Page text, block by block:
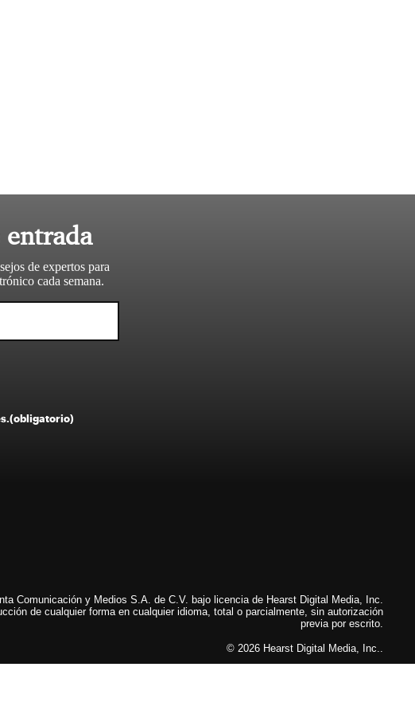
entrada
de expertos para
cada semana.
.(obligatorio)
Comunicación y Medios S.A. de C.V. bajo licencia de Hearst Digital Media, Inc.
de cualquier forma en cualquier idioma, total o parcialmente, sin autorización
previa por escrito.
© 2026 Hearst Digital Media, Inc..